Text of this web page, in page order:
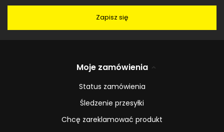
Zapisz się
Moje zamówienia
Status zamówienia
Śledzenie przesyłki
Chcę zareklamować produkt